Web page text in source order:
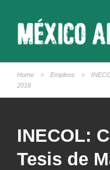
Home > Empleos >
2018
INECOL:
Tesis de